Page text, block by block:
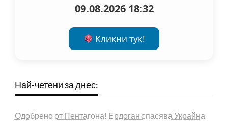
09.08.2026 18:32
Кликни тук!
Най-четени за днес:
Одобрено от Пентагона! Ердоган спасява Украйна